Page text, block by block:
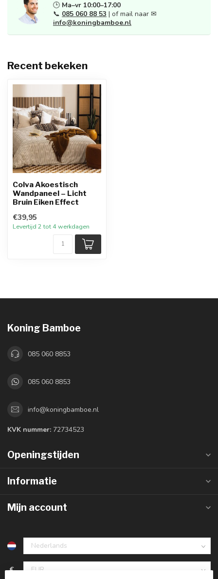
🕒 Ma–vr 10:00–17:00
📞 085 060 88 53 | of mail naar ✉
info@koningbamboe.nl
Recent bekeken
Colva Akoestisch
Wandpaneel – Licht
Bruin Eiken Effect
€39,95
Levertijd 2 tot 4 werkdagen
Koning Bamboe
085 060 8853
085 060 8853
info@koningbamboe.nl
KVK nummer: 72734523
Openingstijden
Informatie
Mijn account
€